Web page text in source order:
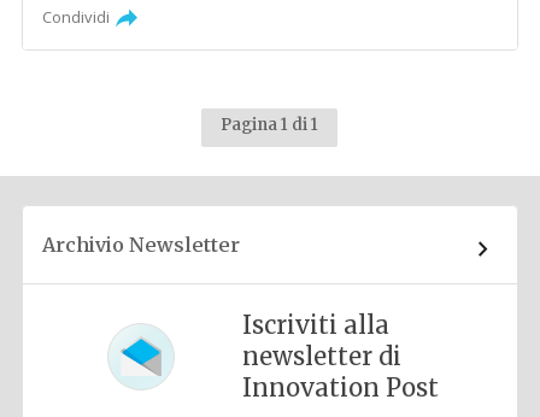
Condividi
Pagina 1 di 1
Archivio Newsletter
Iscriviti alla
newsletter di
Innovation Post